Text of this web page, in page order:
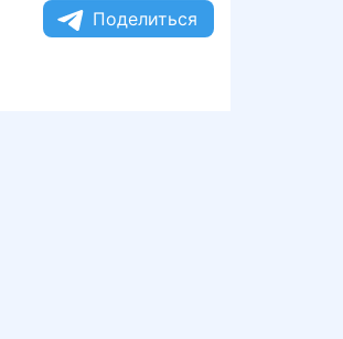
Поделиться